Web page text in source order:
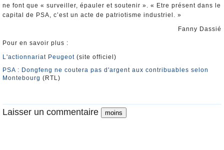
ne font que « surveiller, épauler et soutenir ». « Etre présent dans le
capital de PSA, c’est un acte de patriotisme industriel. »
Fanny Dassié
Pour en savoir plus :
L'actionnariat Peugeot (site officiel)
PSA : Dongfeng ne coutera pas d'argent aux contribuables selon
Montebourg (RTL)
Laisser un commentaire